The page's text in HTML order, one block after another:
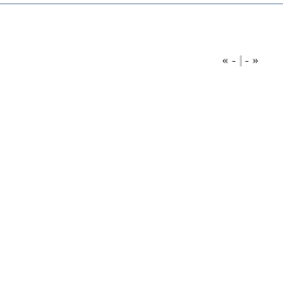
« - | - »